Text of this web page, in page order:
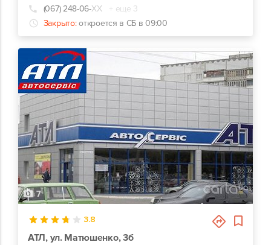
(067) 248-06-ХХ
+ еще 3
Закрыто: откроется в СБ в 09:00
7
3.8
АТЛ, ул. Матюшенко, 3б